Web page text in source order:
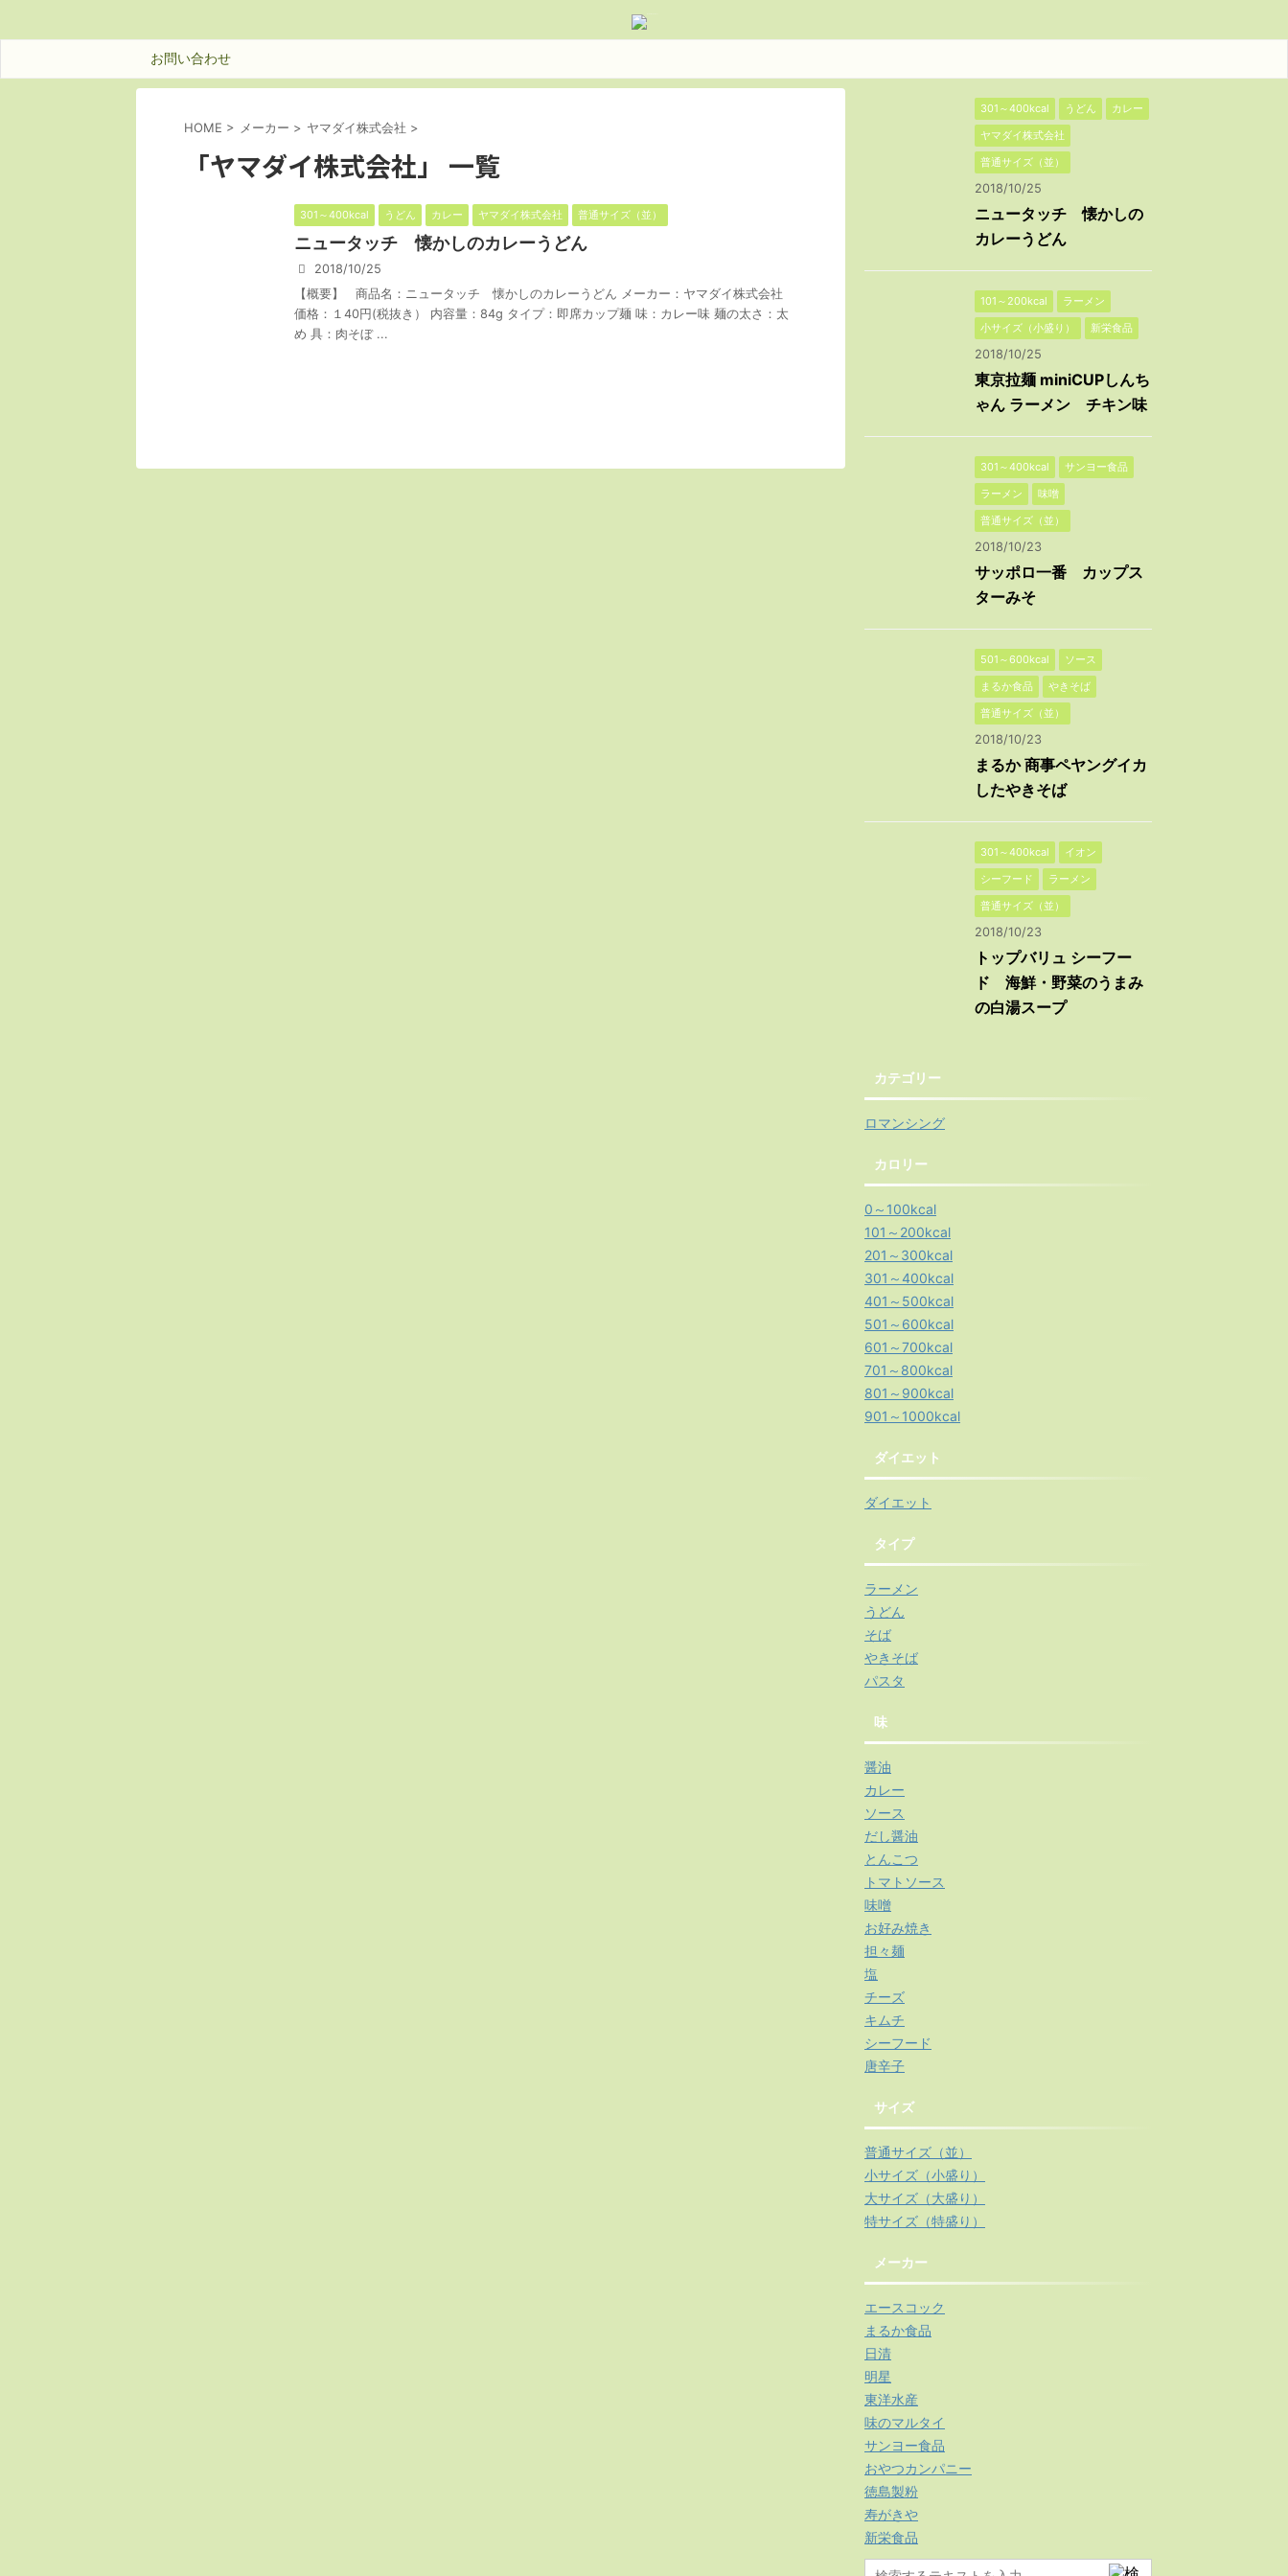
お問い合わせ
HOME > メーカー > ヤマダイ株式会社 >
「ヤマダイ株式会社」 一覧
301～400kcal うどん カレー ヤマダイ株式会社 普通サイズ（並）
ニュータッチ 懐かしのカレーうどん
2018/10/25
【概要】 商品名：ニュータッチ 懐かしのカレーうどん メーカー：ヤマダイ株式会社
価格：１40円(税抜き） 内容量：84g タイプ：即席カップ麺 味：カレー味 麺の太さ：太
め 具：肉そぼ ...
301～400kcal うどん
カレー
ヤマダイ株式会社
普通サイズ（並）
2018/10/25
ニュータッチ 懐かしの
カレーうどん
101～200kcal
ラーメン
小サイズ（小盛り）
新栄食品
2018/10/25
東京拉麺 miniCUPしんち
ゃん ラーメン チキン味
301～400kcal
サンヨー食品
ラーメン
味噌
普通サイズ（並）
2018/10/23
サッポロ一番 カップス
ターみそ
501～600kcal
ソース
まるか食品
やきそば
普通サイズ（並）
2018/10/23
まるか 商事ペヤングイカ
したやきそば
301～400kcal
イオン
シーフード
ラーメン
普通サイズ（並）
2018/10/23
トップバリュ シーフー
ド 海鮮・野菜のうまみ
の白湯スープ
カテゴリー
ロマンシング
カロリー
0～100kcal
101～200kcal
201～300kcal
301～400kcal
401～500kcal
501～600kcal
601～700kcal
701～800kcal
801～900kcal
901～1000kcal
ダイエット
ダイエット
タイプ
ラーメン
うどん
そば
やきそば
パスタ
味
醤油
カレー
ソース
だし醤油
とんこつ
トマトソース
味噌
お好み焼き
担々麺
塩
チーズ
キムチ
シーフード
唐辛子
サイズ
普通サイズ（並）
小サイズ（小盛り）
大サイズ（大盛り）
特サイズ（特盛り）
メーカー
エースコック
まるか食品
日清
明星
東洋水産
味のマルタイ
サンヨー食品
おやつカンパニー
徳島製粉
寿がきや
新栄食品